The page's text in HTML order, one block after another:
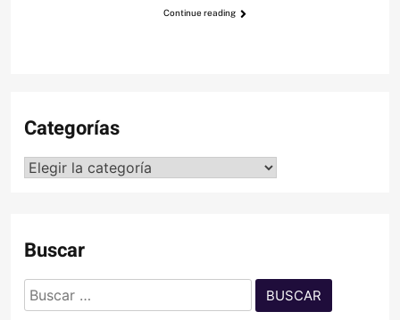
Continue reading
Categorías
Categorías
Buscar
Buscar: